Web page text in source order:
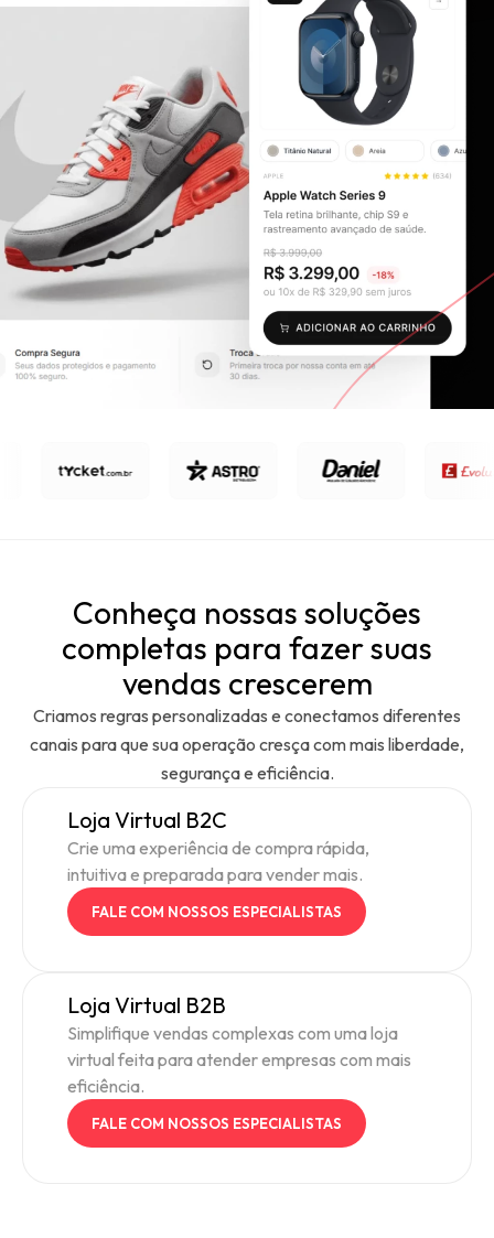
Conheça nossas soluções
completas para fazer suas
vendas crescerem
Criamos regras personalizadas e conectamos diferentes
canais para que sua operação cresça com mais liberdade,
segurança e eficiência.
Loja Virtual B2C
Crie uma experiência de compra rápida,
intuitiva e preparada para vender mais.
FALE COM NOSSOS ESPECIALISTAS
Loja Virtual B2B
Simplifique vendas complexas com uma loja
virtual feita para atender empresas com mais
eficiência.
FALE COM NOSSOS ESPECIALISTAS